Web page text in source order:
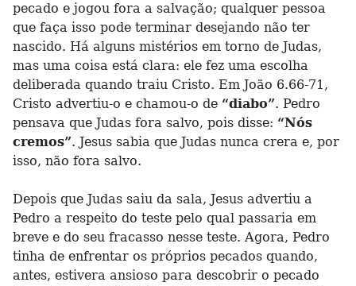
pecado e jogou fora a salvação; qualquer pessoa
que faça isso pode terminar desejando não ter
nascido. Há alguns mistérios em torno de Judas,
mas uma coisa está clara: ele fez uma escolha
deliberada quando traiu Cristo. Em João 6.66-71,
Cristo advertiu-o e chamou-o de “diabo”. Pedro
pensava que Judas fora salvo, pois disse: “Nós
cremos”. Jesus sabia que Judas nunca crera e, por
isso, não fora salvo.
Depois que Judas saiu da sala, Jesus advertiu a
Pedro a respeito do teste pelo qual passaria em
breve e do seu fracasso nesse teste. Agora, Pedro
tinha de enfrentar os próprios pecados quando,
antes, estivera ansioso para descobrir o pecado